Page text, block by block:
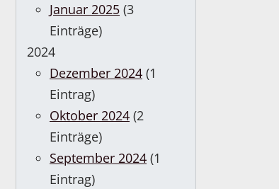
Januar 2025 (3
Einträge)
2024
Dezember 2024 (1
Eintrag)
Oktober 2024 (2
Einträge)
September 2024 (1
Eintrag)